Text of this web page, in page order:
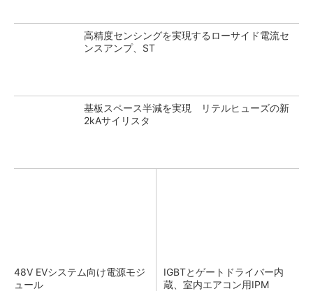
高精度センシングを実現するローサイド電流セ
ンスアンプ、ST
基板スペース半減を実現 リテルヒューズの新
2kAサイリスタ
48V EVシステム向け電源モジ
ュール
IGBTとゲートドライバー内
蔵、室内エアコン用IPM